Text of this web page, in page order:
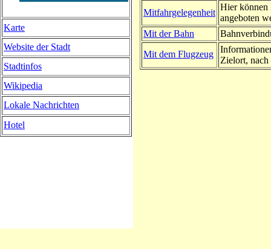
Mitfahrgelegenheit
Hier können
angeboten
Mit der Bahn
Mit dem Flugzeug
Zielort, nach
Karte
Website der Stadt
Stadtinfos
Wikipedia
Lokale Nachrichten
Hotel